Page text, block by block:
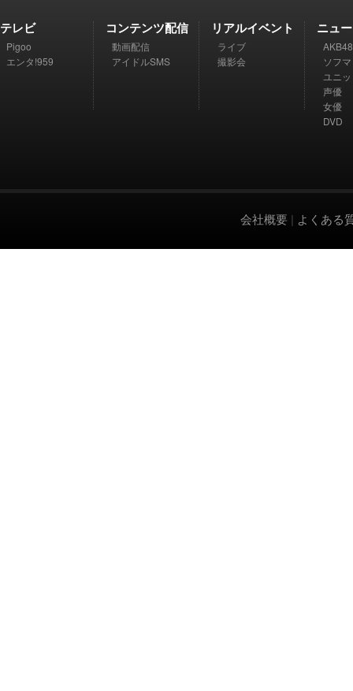
テレビ
Pigoo
エンタ!959
コンテンツ配信
動画配信
アイドルSMS
リアルイベント
ライブ
撮影会
ニュ
AKB48
ソフ
ユニ
声優
女優
DVD
会社概要 | よくある